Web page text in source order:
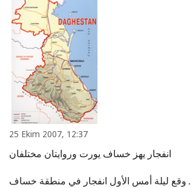
25 Ekim 2007, 12:37
انفجار يهز خساف يورت وروايتان مختلفان
ليلة أمس الأول انفجار في منطقة خساف